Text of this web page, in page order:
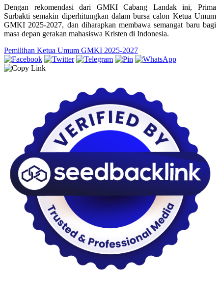
Dengan rekomendasi dari GMKI Cabang Landak ini, Prima
Surbakti semakin diperhitungkan dalam bursa calon Ketua Umum
GMKI 2025-2027, dan diharapkan membawa semangat baru bagi
masa depan gerakan mahasiswa Kristen di Indonesia.
Pemilihan Ketua Umum GMKI 2025-2027